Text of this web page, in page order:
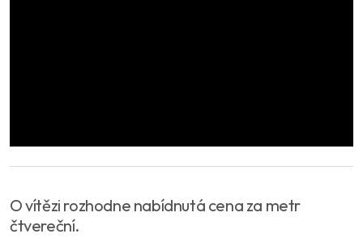
O vítězi rozhodne nabídnutá cena za metr
čtvereční.